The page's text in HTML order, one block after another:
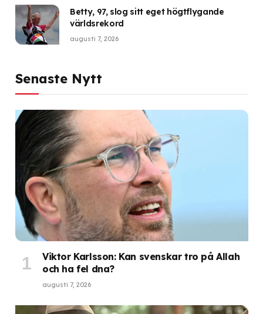
Betty, 97, slog sitt eget högtflygande
världsrekord
augusti 7, 2026
Senaste Nytt
Viktor Karlsson: Kan svenskar tro på Allah
och ha fel dna?
augusti 7, 2026